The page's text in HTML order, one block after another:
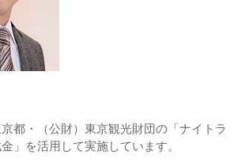
都・（公財）東京観光財団の「ナイトラ
」を活用して実施しています。